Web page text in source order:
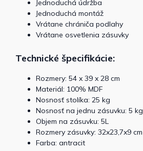
Jednoduchá údržba
Jednoduchá montáž
Vrátane chrániča podlahy
Vrátane osvetlenia zásuvky
Technické špecifikácie:
Rozmery: 54 x 39 x 28 cm
Materiál: 100% MDF
Nosnosť stolíka: 25 kg
Nosnosť na jednu zásuvku: 5 kg
Objem na zásuvku: 5L
Rozmery zásuvky: 32x23,7x9 cm
Farba: antracit